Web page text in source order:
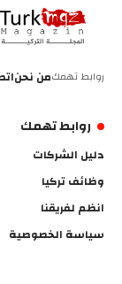
روابط تهمكمن نحن
روابط تهمك
دليل الشركات
وظائف تركيا
انظم لفريقنا
سياسة الخصوصية